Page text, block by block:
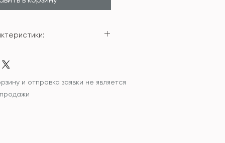
M (31*22*15см) L
и отправка заявки не является